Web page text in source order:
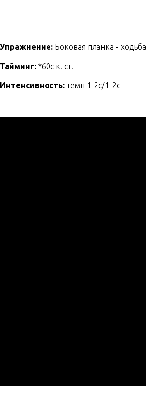
Упражнение: Боковая планка - ходьба
Тайминг: *60с к. ст.
Интенсивность: темп 1-2с/1-2с